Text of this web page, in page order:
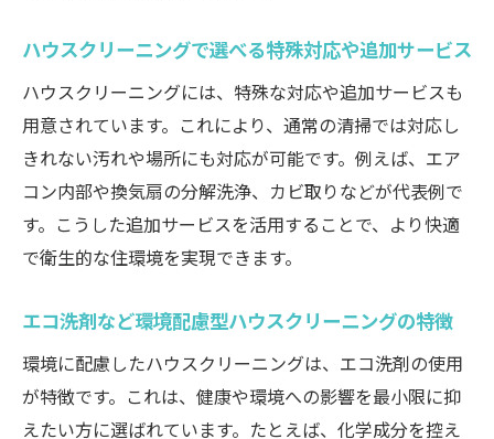
ハウスクリーニングで選べる特殊対応や追加サービス
ハウスクリーニングには、特殊な対応や追加サービスも
用意されています。これにより、通常の清掃では対応し
きれない汚れや場所にも対応が可能です。例えば、エア
コン内部や換気扇の分解洗浄、カビ取りなどが代表例で
す。こうした追加サービスを活用することで、より快適
で衛生的な住環境を実現できます。
エコ洗剤など環境配慮型ハウスクリーニングの特徴
環境に配慮したハウスクリーニングは、エコ洗剤の使用
が特徴です。これは、健康や環境への影響を最小限に抑
えたい方に選ばれています。たとえば、化学成分を控え